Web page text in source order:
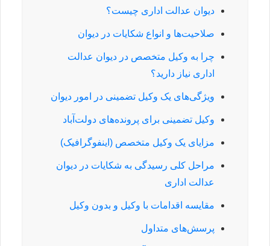
دیوان عدالت اداری چیست؟
صلاحیت‌ها و انواع شکایات در دیوان
چرا به وکیل متخصص در دیوان عدالت
اداری نیاز دارید؟
ویژگی‌های یک وکیل تضمینی در امور دیوان
وکیل تضمینی برای پرونده‌های دولت‌آباد
مزایای یک وکیل متخصص (اینفوگرافیک)
مراحل کلی رسیدگی به شکایات در دیوان
عدالت اداری
مقایسه اقدامات با وکیل و بدون وکیل
پرسش‌های متداول